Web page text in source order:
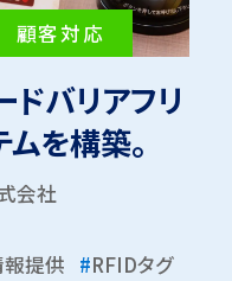
顧客対応
バリアフリ
を構築。
会社
提供 #RFIDタグ